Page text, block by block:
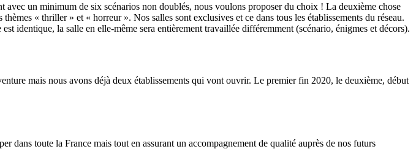
avec un minimum de six scénarios non doublés, nous voulons proposer du choix ! La deuxième chose
« thriller » et « horreur ». Nos salles sont exclusives et ce dans tous les établissements du réseau.
identique, la salle en elle-même sera entièrement travaillée différemment (scénario, énigmes et décors).
mais nous avons déjà deux établissements qui vont ouvrir. Le premier fin 2020, le deuxième, début
dans toute la France mais tout en assurant un accompagnement de qualité auprès de nos futurs